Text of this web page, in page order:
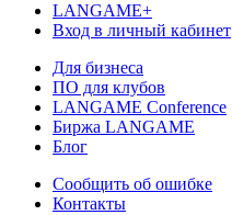
LANGAME+
Вход в личный кабинет
Для бизнеса
ПО для клубов
LANGAME Conference
Биржа LANGAME
Блог
Сообщить об ошибке
Контакты